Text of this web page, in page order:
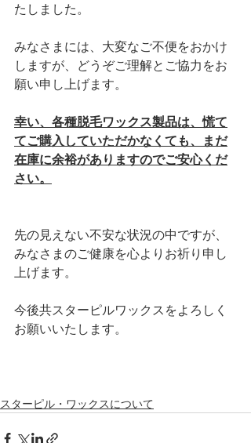
たしました。
みなさまには、大変なご不便をおかけ
しますが、どうぞご理解とご協力をお
願い申し上げます。
幸い、各種脱毛ワックス製品は、慌て
てご購入していただかなくても、まだ
在庫に余裕がありますのでご安心くだ
さい。
先の見えない不安な状況の中ですが、
みなさまのご健康を心よりお祈り申し
上げます。
今後共スターピルワックスをよろしく
お願いいたします。
スターピル・ワックスについて